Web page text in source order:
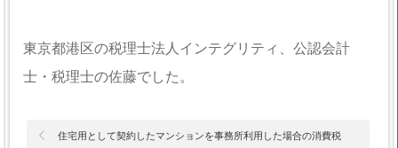
東京都港区の税理士法人インテグリティ、公認会計
士・税理士の佐藤でした。
住宅用として契約したマンションを事務所利用した場合の消費税